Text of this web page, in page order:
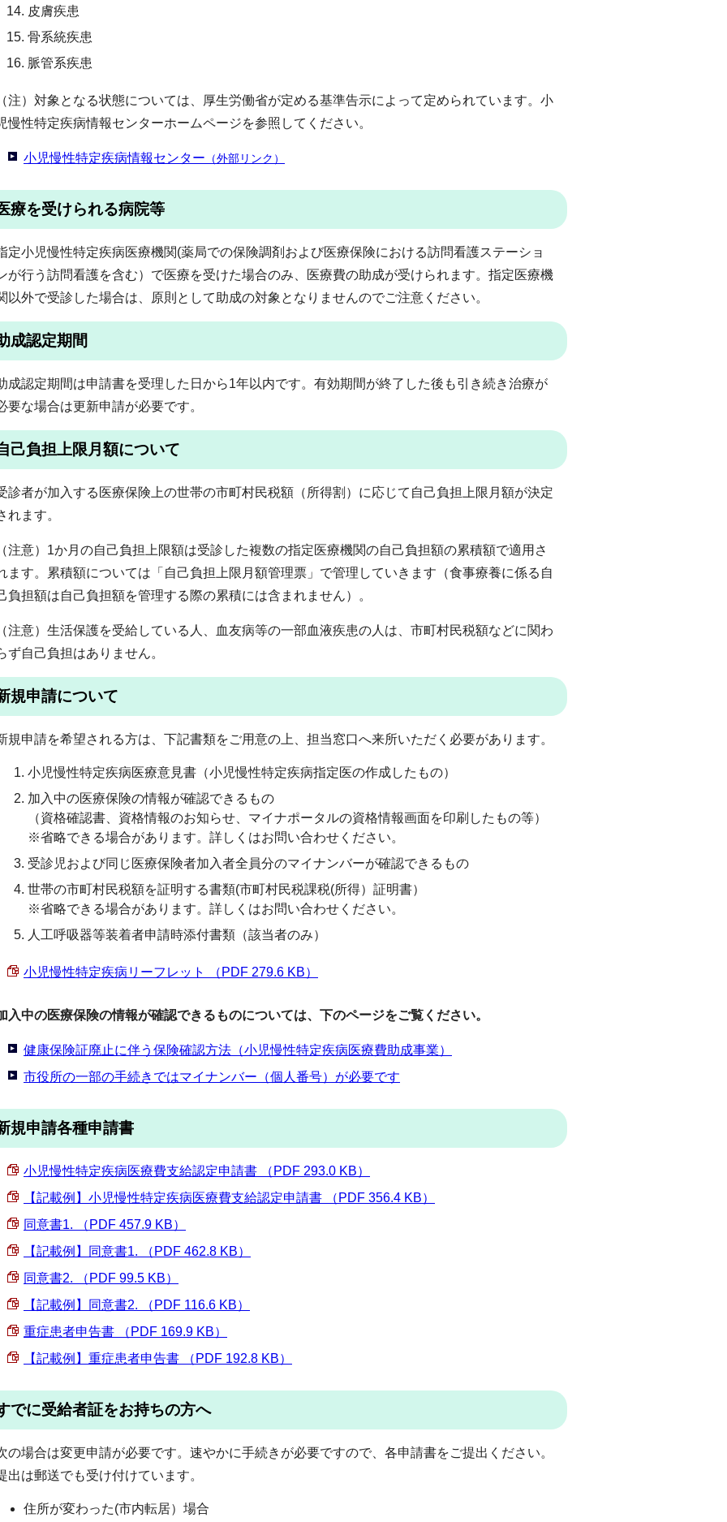
皮膚疾患
骨系統疾患
脈管系疾患
注）対象となる状態については、厚生労働省が定める基準告示によって定められています。小
慢性特定疾病情報センターホームページを参照してください。
小児慢性特定疾病情報センター （外部リンク）
療を受けられる病院等
定小児慢性特定疾病医療機関(薬局での保険調剤および医療保険における訪問看護ステーショ
が行う訪問看護を含む）で医療を受けた場合のみ、医療費の助成が受けられます。指定医療機
以外で受診した場合は、原則として助成の対象となりませんのでご注意ください。
成認定期間
成認定期間は申請書を受理した日から1年以内です。有効期間が終了した後も引き続き治療が
要な場合は更新申請が必要です。
己負担上限月額について
診者が加入する医療保険上の世帯の市町村民税額（所得割）に応じて自己負担上限月額が決定
れます。
注意）1か月の自己負担上限額は受診した複数の指定医療機関の自己負担額の累積額で適用さ
ます。累積額については「自己負担上限月額管理票」で管理していきます（食事療養に係る自
負担額は自己負担額を管理する際の累積には含まれません）。
注意）生活保護を受給している人、血友病等の一部血液疾患の人は、市町村民税額などに関わ
ず自己負担はありません。
規申請について
規申請を希望される方は、下記書類をご用意の上、担当窓口へ来所いただく必要があります。
小児慢性特定疾病医療意見書（小児慢性特定疾病指定医の作成したもの）
加入中の医療保険の情報が確認できるもの
（資格確認書、資格情報のお知らせ、マイナポータルの資格情報画面を印刷したもの等）
※省略できる場合があります。詳しくはお問い合わせください。
受診児および同じ医療保険者加入者全員分のマイナンバーが確認できるもの
世帯の市町村民税額を証明する書類(市町村民税課税(所得）証明書）
※省略できる場合があります。詳しくはお問い合わせください。
人工呼吸器等装着者申請時添付書類（該当者のみ）
小児慢性特定疾病リーフレット （PDF 279.6 KB）
入中の医療保険の情報が確認できるものについては、下のページをご覧ください。
健康保険証廃止に伴う保険確認方法（小児慢性特定疾病医療費助成事業）
市役所の一部の手続きではマイナンバー（個人番号）が必要です
規申請各種申請書
小児慢性特定疾病医療費支給認定申請書 （PDF 293.0 KB）
【記載例】小児慢性特定疾病医療費支給認定申請書 （PDF 356.4 KB）
同意書1. （PDF 457.9 KB）
【記載例】同意書1. （PDF 462.8 KB）
同意書2. （PDF 99.5 KB）
【記載例】同意書2. （PDF 116.6 KB）
重症患者申告書 （PDF 169.9 KB）
【記載例】重症患者申告書 （PDF 192.8 KB）
でに受給者証をお持ちの方へ
の場合は変更申請が必要です。速やかに手続きが必要ですので、各申請書をご提出ください。
出は郵送でも受け付けています。
住所が変わった(市内転居）場合